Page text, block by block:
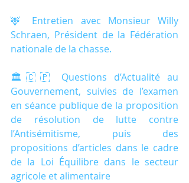
🦌 Entretien avec Monsieur Willy
Schraen, Président de la Fédération
nationale de la chasse.
🏛🇨🇵 Questions d’Actualité au
Gouvernement, suivies de l’examen
en séance publique de la proposition
de résolution de lutte contre
l’Antisémitisme, puis des
propositions d’articles dans le cadre
de la Loi Équilibre dans le secteur
agricole et alimentaire